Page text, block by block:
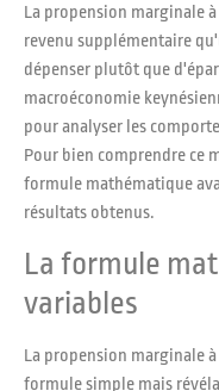
La propension marginale
revenu supplémentaire
dépenser plutôt que
macroéconomie
pour analyser les
Pour bien comprendre ce
formule mathématique
résultats obtenus.
La formule
variables
La propension marginale
formule simple mais